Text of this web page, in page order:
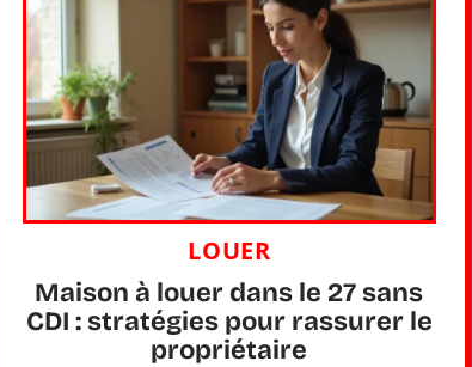
LOUER
Maison à louer dans le 27 sans
CDI : stratégies pour rassurer le
propriétaire